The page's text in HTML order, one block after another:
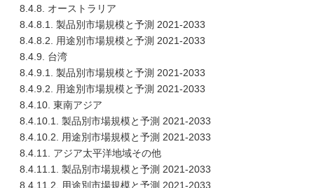
8.4.8. オーストラリア
8.4.8.1. 製品別市場規模と予測 2021-2033
8.4.8.2. 用途別市場規模と予測 2021-2033
8.4.9. 台湾
8.4.9.1. 製品別市場規模と予測 2021-2033
8.4.9.2. 用途別市場規模と予測 2021-2033
8.4.10. 東南アジア
8.4.10.1. 製品別市場規模と予測 2021-2033
8.4.10.2. 用途別市場規模と予測 2021-2033
8.4.11. アジア太平洋地域その他
8.4.11.1. 製品別市場規模と予測 2021-2033
8.4.11.2. 用途別市場規模と予測 2021-2033